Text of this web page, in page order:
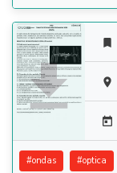




#ondas #optica